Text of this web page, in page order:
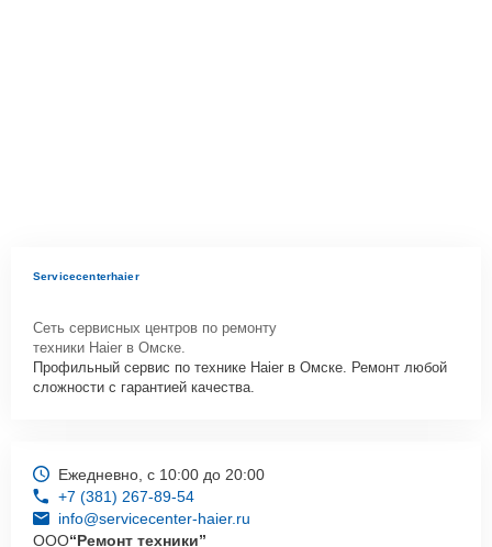
Servicecenterhaier
Сеть сервисных центров по ремонту
техники Haier в Омске.
Профильный сервис по технике Haier в Омске. Ремонт любой
сложности с гарантией качества.
Ежедневно, с 10:00 до 20:00
+7 (381) 267-89-54
info@servicecenter-haier.ru
ООО“Ремонт техники”